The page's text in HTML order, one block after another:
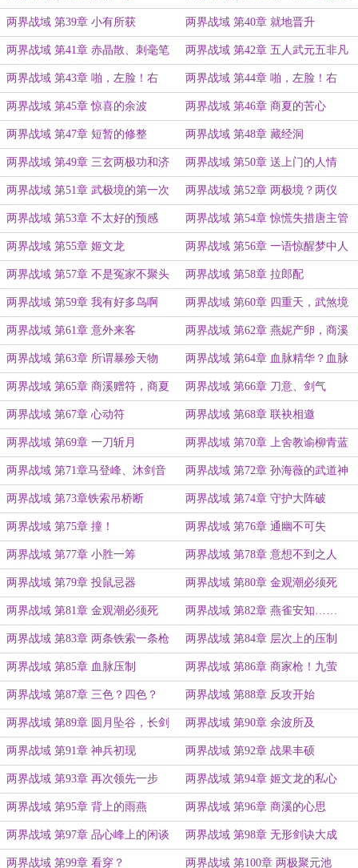
崩落
两界战域 第39章 小有所获 两界战域 第40章 就地晋升
两界战域 第41章 赤晶散、刺毫笔
和符玉
两界战域 第42章 五人武元五非凡
两界战域 第43章 啪，左脸！右
脸，啪！
两界战域 第44章 啪，左脸！右
脸，啪！（续）
两界战域 第45章 惊喜的余波 两界战域 第46章 商夏的苦心
两界战域 第47章 短暂的修整 两界战域 第48章 藏经洞
两界战域 第49章 三玄两极功和济
剑经
两界战域 第50章 送上门的人情
两界战域 第51章 武极境的第一次
修炼
两界战域 第52章 两极境？两仪
境？
两界战域 第53章 不太好的预感 两界战域 第54章 惊慌失措唐主管
两界战域 第55章 姬文龙 两界战域 第56章 一语惊醒梦中人
两界战域 第57章 不是冤家不聚头 两界战域 第58章 拉郎配
两界战域 第59章 我有好多鸟啊 两界战域 第60章 四重天，武煞境
两界战域 第61章 意外来客 两界战域 第62章 燕妮产卵，商溪
尖叫
两界战域 第63章 所谓暴殄天物 两界战域 第64章 血脉精华？血脉
宝石！
两界战域 第65章 商溪赠符，商夏
赠刀
两界战域 第66章 刀意、剑气
两界战域 第67章 心动符 两界战域 第68章 联袂相邀
两界战域 第69章 一刀斩月 两界战域 第70章 上舍教谕柳青蓝
两界战域 第71章马登峰、沐剑音 两界战域 第72章 孙海薇的武道神
通
两界战域 第73章铁索吊桥断 两界战域 第74章 守护大阵破
两界战域 第75章 撞！ 两界战域 第76章 通幽不可失
两界战域 第77章 小胜一筹 两界战域 第78章 意想不到之人
两界战域 第79章 投鼠忌器 两界战域 第80章 金观潮必须死
两界战域 第81章 金观潮必须死
（续）
两界战域 第82章 燕雀安知……
两界战域 第83章 两条铁索一条枪 两界战域 第84章 层次上的压制
两界战域 第85章 血脉压制 两界战域 第86章 商家枪！九萤
槊！
两界战域 第87章 三色？四色？ 两界战域 第88章 反攻开始
两界战域 第89章 圆月坠谷，长剑
裂崖
两界战域 第90章 余波所及
两界战域 第91章 神兵初现 两界战域 第92章 战果丰硕
两界战域 第93章 再次领先一步 两界战域 第94章 姬文龙的私心
两界战域 第95章 背上的雨燕 两界战域 第96章 商溪的心思
两界战域 第97章 品心峰上的闲谈 两界战域 第98章 无形剑诀大成
两界战域 第99章 看穿？ 两界战域 第100章 两极聚元池